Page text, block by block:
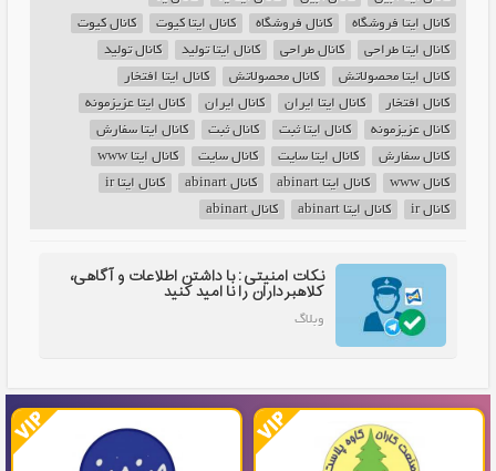
کانال ایتا فروشگاه
کانال فروشگاه کانال ایتا کیوت
کانال کیوت
کانال ایتا طراحی
کانال طراحی کانال ایتا تولید
کانال تولید
کانال ایتا محصولاتش
کانال محصولاتش
کانال ایتا افتخار
کانال افتخار
کانال ایتا ایران کانال ایران
کانال ایتا عزیزمونه
کانال عزیزمونه
کانال ایتا ثبت کانال ثبت
کانال ایتا سفارش
کانال سفارش
کانال ایتا سایت کانال سایت
کانال ایتا www
کانال www
کانال ایتا abinart کانال abinart
کانال ایتا ir
کانال ir
کانال ایتا abinart کانال abinart
نکات امنیتی: با داشتن اطلاعات و آگاهی،
کلاهبرداران را نا امید کنید
وبلاگ